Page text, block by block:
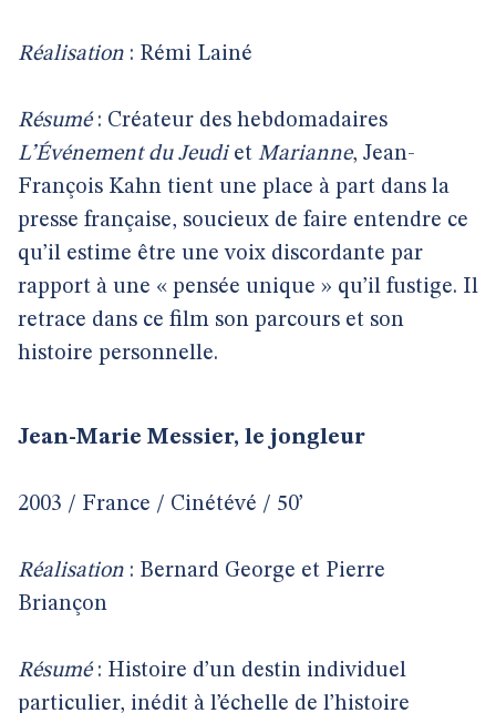
Réalisation : Rémi Lainé
Résumé: Créateur des hebdomadaires
L’Événement du Jeudiet Marianne, Jean-
François Kahn tient une place à part dans la
presse française, soucieux de faire entendre ce
qu’il estime être une voix discordante par
rapport à une « pensée unique » qu’il fustige. Il
retrace dans ce film son parcours et son
histoire personnelle.
Jean-Marie Messier, le jongleur
2003 / France / Cinétévé / 50’
Réalisation : Bernard George et Pierre
Briançon
Résumé: Histoire d’un destin individuel
particulier, inédit à l’échelle de l’histoire